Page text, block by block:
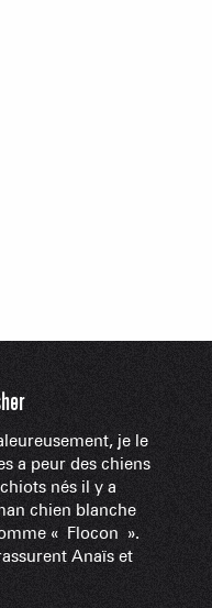
je le
a peur des chiens
nés il y a
chien blanche
« Flocon ».
Anaïs et